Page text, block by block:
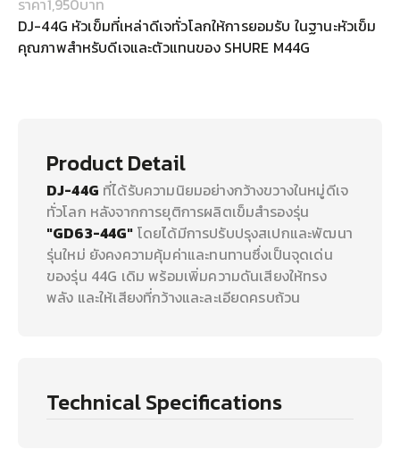
ราคา1,950บาท
DJ-44G หัวเข็มที่เหล่าดีเจทั่วโลกให้การยอมรับ ในฐานะหัวเข็ม
คุณภาพสำหรับดีเจและตัวแทนของ SHURE M44G
Product Detail
DJ-44G ที่ได้รับความนิยมอย่างกว้างขวางในหมู่ดีเจ
ทั่วโลก หลังจากการยุติการผลิตเข็มสำรองรุ่น
"GD63-44G" โดยได้มีการปรับปรุงสเปกและพัฒนา
รุ่นใหม่ ยังคงความคุ้มค่าและทนทานซึ่งเป็นจุดเด่น
ของรุ่น 44G เดิม พร้อมเพิ่มความดันเสียงให้ทรง
พลัง และให้เสียงที่กว้างและละเอียดครบถ้วน
Technical Specifications